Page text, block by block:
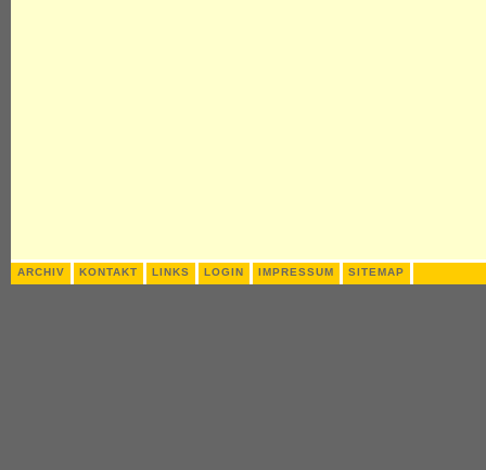
ARCHIV KONTAKT LINKS LOGIN IMPRESSUM SITEMAP